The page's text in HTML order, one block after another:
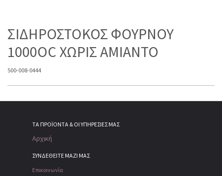
ΣΙΔΗΡΟΣΤΟΚΟΣ ΦΟΥΡΝΟΥ
1000OC ΧΩΡΙΣ ΑΜΙΑΝΤΟ
500-008-0444
ΤΑ ΠΡΟΪΌΝΤΑ & ΟΙ ΥΠΗΡΕΣΊΕΣ ΜΑΣ
Αρχική
ΣΥΝΔΕΘΕΙΤΕ ΜΑΖΙ ΜΑΣ
Επικοινωνία